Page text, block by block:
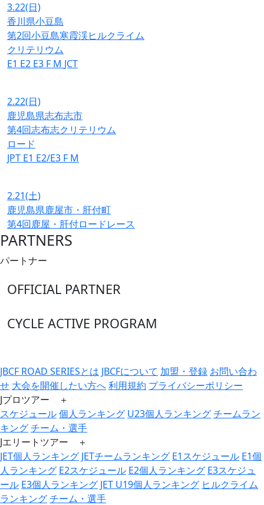
3.22(日)
香川県小豆島
第2回小豆島寒霞渓ヒルクライム
クリテリウム
E1 E2 E3 F M JCT
2.22(日)
鹿児島県志布志市
第4回志布志クリテリウム
ロード
JPT E1 E2/E3 F M
2.21(土)
鹿児島県鹿屋市・肝付町
第4回鹿屋・肝付ロードレース
PARTNERS
パートナー
OFFICIAL PARTNER
CYCLE ACTIVE PROGRAM
JBCF ROAD SERIESとは JBCFについて 加盟・登録 お問い合わ
せ 大会を開催したい方へ利用規約 プライバシーポリシー
Jプロツアー ＋
スケジュール個人ランキング U23個人ランキングチームラン
キングチーム・選手
Jエリートツアー ＋
JET個人ランキング JETチームランキング E1スケジュール E1個
人ランキング E2スケジュール E2個人ランキング E3スケジュ
ール E3個人ランキング JET U19個人ランキング ヒルクライム
ランキングチーム・選手